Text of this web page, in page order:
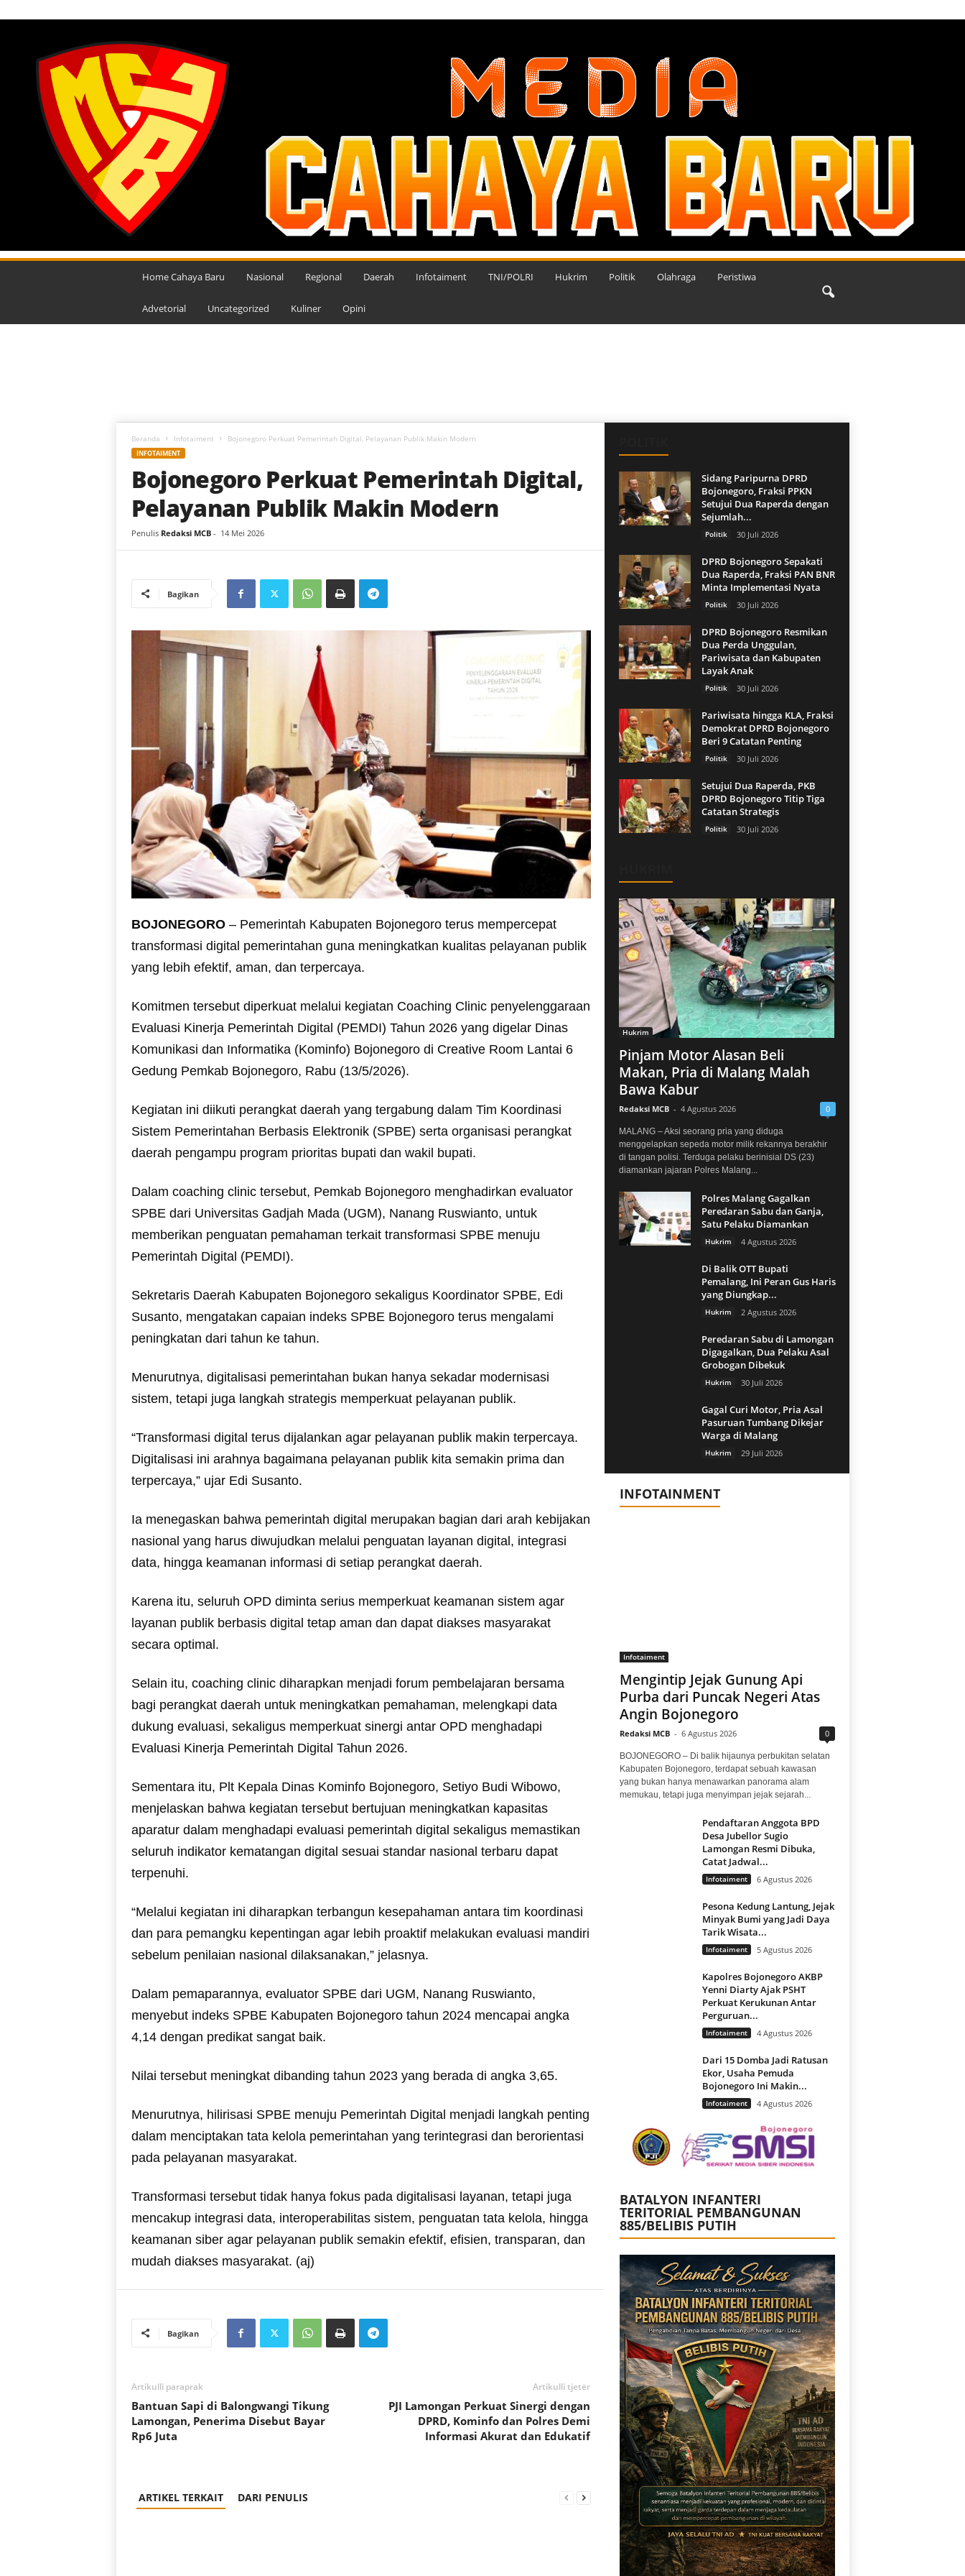
M
Home Cahaya Baru Nasional Regional Daerah Infotaiment TNI/POLRI Hukrim Politik Olahraga Peristiwa
Advetorial Uncategorized Kuliner Opini
Beranda Infotaiment Bojonegoro Perkuat Pemerintah Digital, Pelayanan Publik Makin Modern
INFOTAIMENT
Bojonegoro Perkuat Pemerintah Digital,
Pelayanan Publik Makin Modern
Penulis Redaksi MCB- 14 Mei 2026
Bagikan
BOJONEGORO– Pemerintah Kabupaten Bojonegoro terus mempercepat
transformasi digital pemerintahan guna meningkatkan kualitas pelayanan publik
yang lebih efektif, aman, dan terpercaya.
Komitmen tersebut diperkuat melalui kegiatan Coaching Clinic penyelenggaraan
Evaluasi Kinerja Pemerintah Digital (PEMDI) Tahun 2026 yang digelar Dinas
Komunikasi dan Informatika (Kominfo) Bojonegoro di Creative Room Lantai 6
Gedung Pemkab Bojonegoro, Rabu (13/5/2026).
Kegiatan ini diikuti perangkat daerah yang tergabung dalam Tim Koordinasi
Sistem Pemerintahan Berbasis Elektronik (SPBE) serta organisasi perangkat
daerah pengampu program prioritas bupati dan wakil bupati.
Dalam coaching clinic tersebut, Pemkab Bojonegoro menghadirkan evaluator
SPBE dari Universitas Gadjah Mada (UGM), Nanang Ruswianto, untuk
memberikan penguatan pemahaman terkait transformasi SPBE menuju
Pemerintah Digital (PEMDI).
Sekretaris Daerah Kabupaten Bojonegoro sekaligus Koordinator SPBE, Edi
Susanto, mengatakan capaian indeks SPBE Bojonegoro terus mengalami
peningkatan dari tahun ke tahun.
Menurutnya, digitalisasi pemerintahan bukan hanya sekadar modernisasi
sistem, tetapi juga langkah strategis memperkuat pelayanan publik.
“Transformasi digital terus dijalankan agar pelayanan publik makin terpercaya.
Digitalisasi ini arahnya bagaimana pelayanan publik kita semakin prima dan
terpercaya,” ujar Edi Susanto.
Ia menegaskan bahwa pemerintah digital merupakan bagian dari arah kebijakan
nasional yang harus diwujudkan melalui penguatan layanan digital, integrasi
data, hingga keamanan informasi di setiap perangkat daerah.
Karena itu, seluruh OPD diminta serius memperkuat keamanan sistem agar
layanan publik berbasis digital tetap aman dan dapat diakses masyarakat
secara optimal.
Selain itu, coaching clinic diharapkan menjadi forum pembelajaran bersama
bagi perangkat daerah untuk meningkatkan pemahaman, melengkapi data
dukung evaluasi, sekaligus memperkuat sinergi antar OPD menghadapi
Evaluasi Kinerja Pemerintah Digital Tahun 2026.
Sementara itu, Plt Kepala Dinas Kominfo Bojonegoro, Setiyo Budi Wibowo,
menjelaskan bahwa kegiatan tersebut bertujuan meningkatkan kapasitas
aparatur dalam menghadapi evaluasi pemerintah digital sekaligus memastikan
seluruh indikator kematangan digital sesuai standar nasional terbaru dapat
terpenuhi.
“Melalui kegiatan ini diharapkan terbangun kesepahaman antara tim koordinasi
dan para pemangku kepentingan agar lebih proaktif melakukan evaluasi mandiri
sebelum penilaian nasional dilaksanakan,” jelasnya.
Dalam pemaparannya, evaluator SPBE dari UGM, Nanang Ruswianto,
menyebut indeks SPBE Kabupaten Bojonegoro tahun 2024 mencapai angka
4,14 dengan predikat sangat baik.
Nilai tersebut meningkat dibanding tahun 2023 yang berada di angka 3,65.
Menurutnya, hilirisasi SPBE menuju Pemerintah Digital menjadi langkah penting
dalam menciptakan tata kelola pemerintahan yang terintegrasi dan berorientasi
pada pelayanan masyarakat.
Transformasi tersebut tidak hanya fokus pada digitalisasi layanan, tetapi juga
mencakup integrasi data, interoperabilitas sistem, penguatan tata kelola, hingga
keamanan siber agar pelayanan publik semakin efektif, efisien, transparan, dan
mudah diakses masyarakat. (aj)
Bagikan
Artikulli paraprak
Bantuan Sapi di Balongwangi Tikung
Lamongan, Penerima Disebut Bayar
Rp6 Juta
Artikulli tjetër
PJI Lamongan Perkuat Sinergi dengan
DPRD, Kominfo dan Polres Demi
Informasi Akurat dan Edukatif
ARTIKEL TERKAIT DARI PENULIS
Sidang Paripurna DPRD
Bojonegoro, Fraksi PPKN
Setujui Dua Raperda dengan
Sejumlah...
Politik 30 Juli 2026
DPRD Bojonegoro Sepakati
Dua Raperda, Fraksi PAN BNR
Minta Implementasi Nyata
Politik 30 Juli 2026
DPRD Bojonegoro Resmikan
Dua Perda Unggulan,
Pariwisata dan Kabupaten
Layak Anak
Politik 30 Juli 2026
Pariwisata hingga KLA, Fraksi
Demokrat DPRD Bojonegoro
Beri 9 Catatan Penting
Politik 30 Juli 2026
Setujui Dua Raperda, PKB
DPRD Bojonegoro Titip Tiga
Catatan Strategis
Politik 30 Juli 2026
Hukrim
Pinjam Motor Alasan Beli
Makan, Pria di Malang Malah
Bawa Kabur
Redaksi MCB - 4 Agustus 2026 0
MALANG – Aksi seorang pria yang diduga
menggelapkan sepeda motor milik rekannya berakhir
di tangan polisi. Terduga pelaku berinisial DS (23)
diamankan jajaran Polres Malang...
Polres Malang Gagalkan
Peredaran Sabu dan Ganja,
Satu Pelaku Diamankan
Hukrim 4 Agustus 2026
Di Balik OTT Bupati
Pemalang, Ini Peran Gus Haris
yang Diungkap...
Hukrim 2 Agustus 2026
Peredaran Sabu di Lamongan
Digagalkan, Dua Pelaku Asal
Grobogan Dibekuk
Hukrim 30 Juli 2026
Gagal Curi Motor, Pria Asal
Pasuruan Tumbang Dikejar
Warga di Malang
Hukrim 29 Juli 2026
INFOTAINMENT
Infotaiment
Mengintip Jejak Gunung Api
Purba dari Puncak Negeri Atas
Angin Bojonegoro
Redaksi MCB - 6 Agustus 2026 0
BOJONEGORO – Di balik hijaunya perbukitan selatan
Kabupaten Bojonegoro, terdapat sebuah kawasan
yang bukan hanya menawarkan panorama alam
memukau, tetapi juga menyimpan jejak sejarah...
Pendaftaran Anggota BPD
Desa Jubellor Sugio
Lamongan Resmi Dibuka,
Catat Jadwal...
Infotaiment 6 Agustus 2026
Pesona Kedung Lantung, Jejak
Minyak Bumi yang Jadi Daya
Tarik Wisata...
Infotaiment 5 Agustus 2026
Kapolres Bojonegoro AKBP
Yenni Diarty Ajak PSHT
Perkuat Kerukunan Antar
Perguruan...
Infotaiment 4 Agustus 2026
Dari 15 Domba Jadi Ratusan
Ekor, Usaha Pemuda
Bojonegoro Ini Makin...
Infotaiment 4 Agustus 2026
BATALYON INFANTERI
TERITORIAL PEMBANGUNAN
885/BELIBIS PUTIH